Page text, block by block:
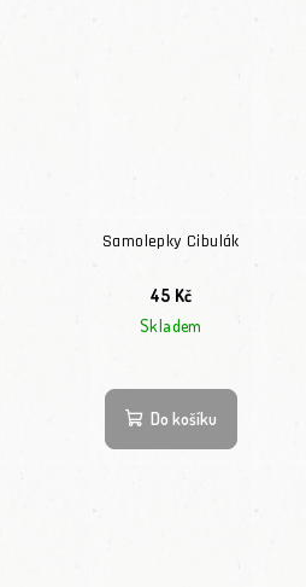
Samolepky Cibulák
45 Kč
Skladem
Do košíku